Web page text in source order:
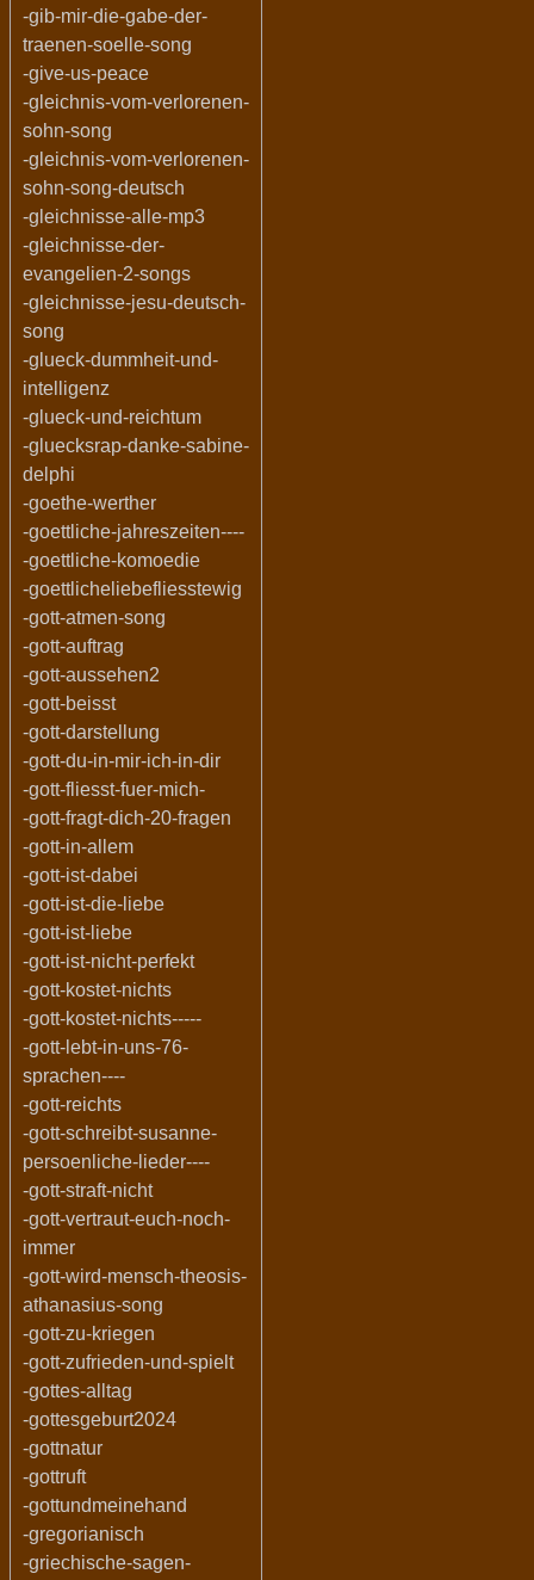
-gib-mir-die-gabe-der-
traenen-soelle-song
-give-us-peace
-gleichnis-vom-verlorenen-
sohn-song
-gleichnis-vom-verlorenen-
sohn-song-deutsch
-gleichnisse-alle-mp3
-gleichnisse-der-
evangelien-2-songs
-gleichnisse-jesu-deutsch-
song
-glueck-dummheit-und-
intelligenz
-glueck-und-reichtum
-gluecksrap-danke-sabine-
delphi
-goethe-werther
-goettliche-jahreszeiten----
-goettliche-komoedie
-goettlicheliebefliesstewig
-gott-atmen-song
-gott-auftrag
-gott-aussehen2
-gott-beisst
-gott-darstellung
-gott-du-in-mir-ich-in-dir
-gott-fliesst-fuer-mich-
-gott-fragt-dich-20-fragen
-gott-in-allem
-gott-ist-dabei
-gott-ist-die-liebe
-gott-ist-liebe
-gott-ist-nicht-perfekt
-gott-kostet-nichts
-gott-kostet-nichts-----
-gott-lebt-in-uns-76-
sprachen----
-gott-reichts
-gott-schreibt-susanne-
persoenliche-lieder----
-gott-straft-nicht
-gott-vertraut-euch-noch-
immer
-gott-wird-mensch-theosis-
athanasius-song
-gott-zu-kriegen
-gott-zufrieden-und-spielt
-gottes-alltag
-gottesgeburt2024
-gottnatur
-gottruft
-gottundmeinehand
-gregorianisch
-griechische-sagen-